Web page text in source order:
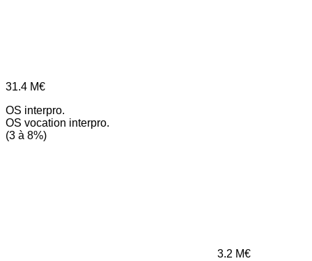
31.4 M€
OS interpro.
OS vocation interpro.
(3 à 8%)
3.2 M€